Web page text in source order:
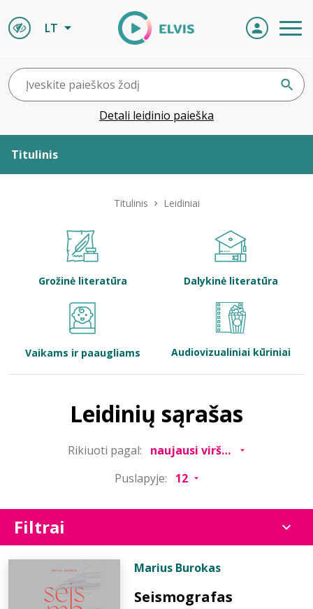
LT
Detali leidinio paieška
Titulinis
Bibliotekoms
Titulinis Leidiniai
Grožinė literatūra Dalykinė literatūra
Vaikams ir paaugliams Audiovizualiniai kūriniai
Leidinių sąrašas
Rikiuoti pagal:
Puslapyje:
Filtrai
Marius Burokas
Seismografas